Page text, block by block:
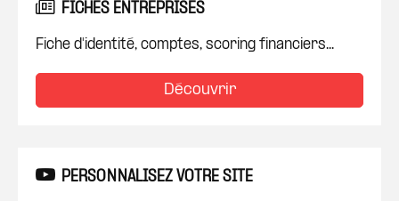
FICHES ENTREPRISES
Fiche d'identité, comptes, scoring financiers...
Découvrir
PERSONNALISEZ VOTRE SITE